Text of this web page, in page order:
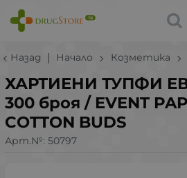
Назад Начало Козметика
ХАРТИЕНИ ТУПФИ
300 броя / EVENT
COTTON BUDS
Арт.№: 50797